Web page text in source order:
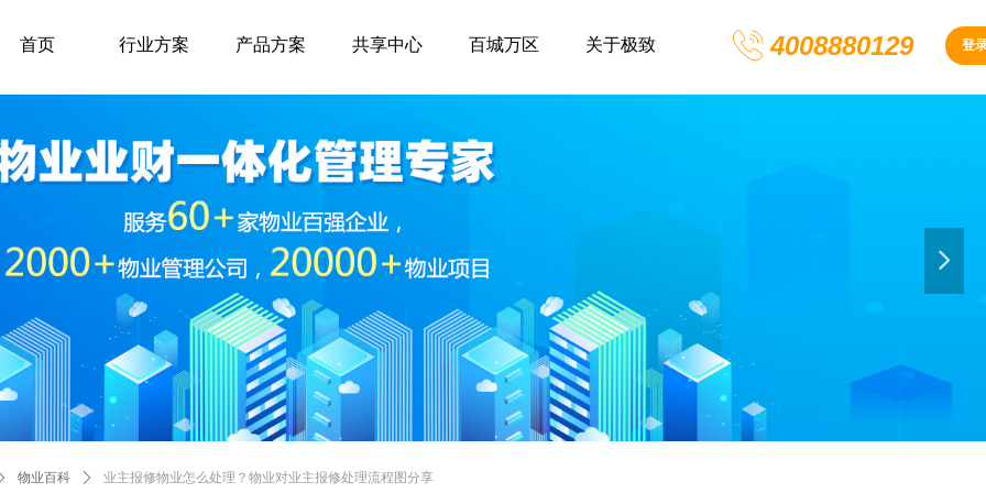
4008880129 登
首页 行业方案 产品方案 共享中心 百城万区 关于极致
넲
物业百科 ꄲ 业主报修物业怎么处理？物业对业主报修处理流程图分享